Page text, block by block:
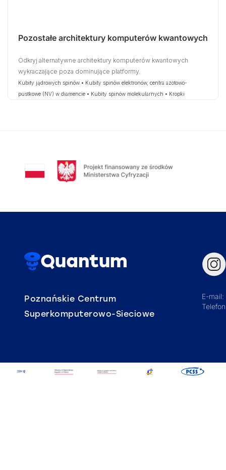
Pozostałe architektury komputerów kwantowych
Odkryj alternatywne architektury komputerów kwantowych
wykraczające poza dominujące platformy.
Kubity jądrowych spinów • Kubity spinów elektronów, centra azotowo-
pustkowe (NV) w diamencie • Kubity spinów molekularnych • Kropki
Quantum
Poznańskie Centrum
Superkomputerowo-Sieciowe
E-mail: